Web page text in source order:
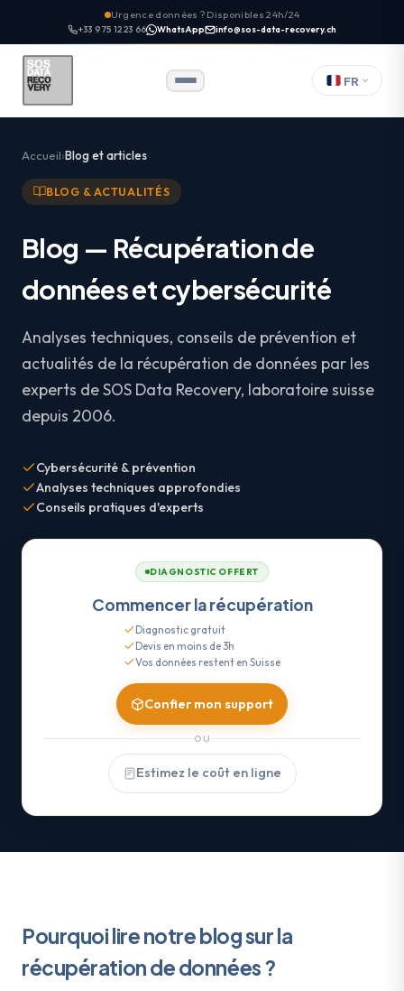
Urgence données ? Disponibles 24h/24
+33 9 75 12 23 66 WhatsApp info@sos-data-recovery.ch
FR
Accueil Blog et articles
BLOG & ACTUALITÉS
Blog — Récupération de
données et cybersécurité
Analyses techniques, conseils de prévention et
actualités de la récupération de données par les
experts de SOS Data Recovery, laboratoire suisse
depuis 2006.
Cybersécurité & prévention
Analyses techniques approfondies
Conseils pratiques d'experts
DIAGNOSTIC OFFERT
Commencer la récupération
Diagnostic gratuit
Devis en moins de 3h
Vos données restent en Suisse
Confier mon support
OU
Estimez le coût en ligne
Pourquoi lire notre blog sur la
récupération de données ?